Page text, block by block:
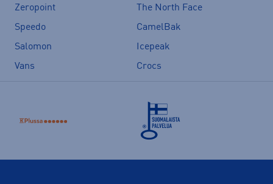
Zeropoint
The North Face
Speedo
CamelBak
Salomon
Icepeak
Vans
Crocs